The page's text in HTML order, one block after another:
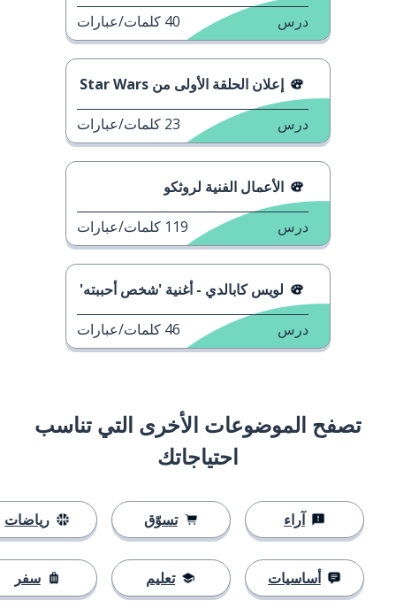
درس 40 كلمات/عبارات
إعلان الحلقة الأولى من Star Wars
درس 23 كلمات/عبارات
الأعمال الفنية لروثكو
درس 119 كلمات/عبارات
لويس كابالدي - أغنية 'شخص أحببته'
درس 46 كلمات/عبارات
تصفح الموضوعات الأخرى التي تناسب
احتياجاتك
آراء
أساسيات
تسوّق
تعليم
رياضات
سفر